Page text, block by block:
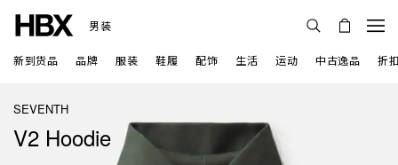
男装
新到货品 品牌 服装 鞋履 配饰 生活 运动 中古逸品 折
SEVENTH
V2 Hoodie